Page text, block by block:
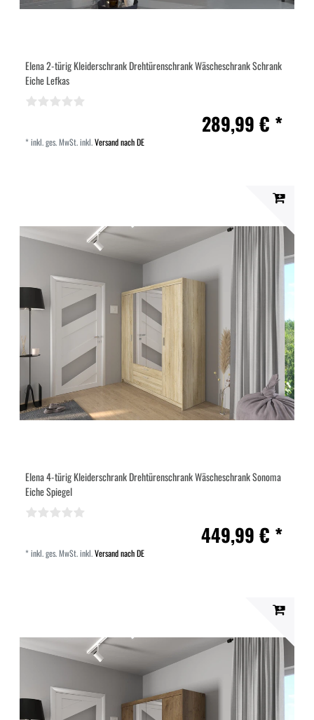
Elena 2-türig Kleiderschrank Drehtürenschrank Wäscheschrank Schrank
Eiche Lefkas
289,99 € *
*inkl. ges. MwSt.inkl.Versand nach DE
Elena 4-türig Kleiderschrank Drehtürenschrank Wäscheschrank Sonoma
Eiche Spiegel
449,99 € *
*inkl. ges. MwSt.inkl.Versand nach DE